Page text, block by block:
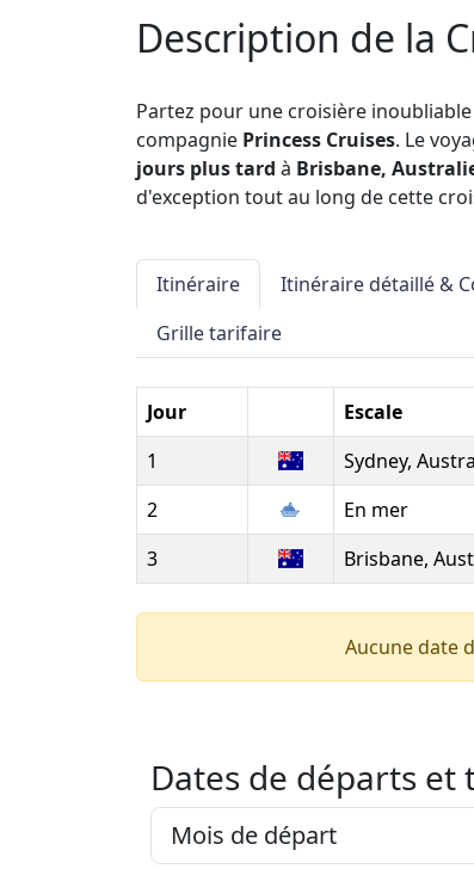
Description de la
Partez pour une croisière
compagnie Princess Cruises. Le
jours plus tard à Brisbane,
d'exception tout au long de cette
Itinéraire Itinéraire détaillé &
Grille tarifaire
Jour Escale
1
Sydney,
2
En mer
3
Brisbane,
Aucune date
Dates de départs et